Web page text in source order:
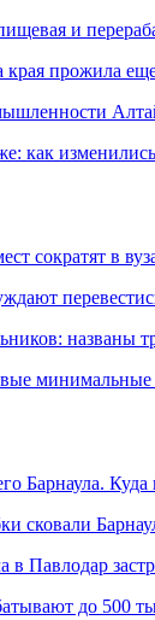
и
прожила
как
сократят в
названы
Барнаула. Куда
сковали
в Павлодар
до 500